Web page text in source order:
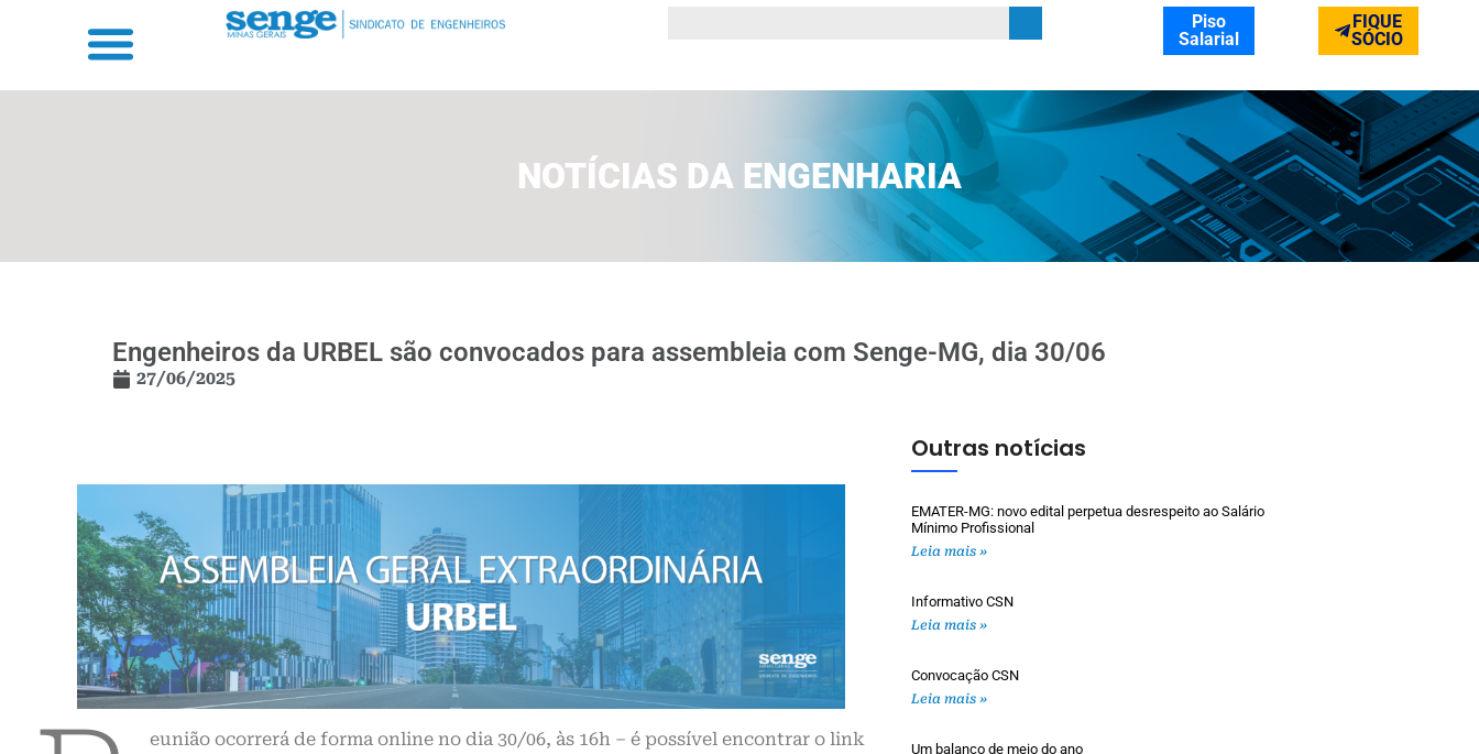
Piso
Salarial
FIQUE
SÓCIO
NOTÍCIAS DA ENGENHARIA
Engenheiros da URBEL são convocados para assembleia com Senge-MG, dia 30/06
27/06/2025
eunião ocorrerá de forma online no dia 30/06, às 16h – é possível encontrar o link
Outras notícias
EMATER-MG: novo edital perpetua desrespeito ao Salário
Mínimo Profissional
Leia mais »
Informativo CSN
Leia mais »
Convocação CSN
Leia mais »
Um balanço de meio do ano